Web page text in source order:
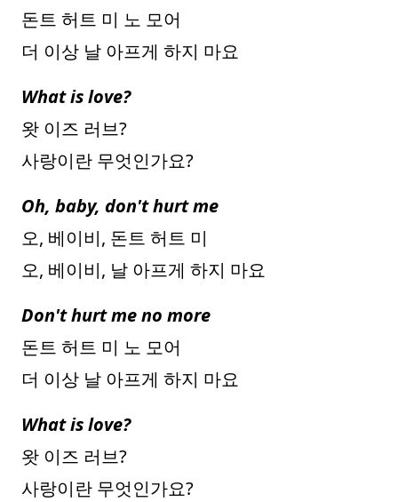
돈트 허트 미 노 모어
더 이상 날 아프게 하지 마요
What is love?
왓 이즈 러브?
사랑이란 무엇인가요?
Oh, baby, don't hurt me
오, 베이비, 돈트 허트 미
오, 베이비, 날 아프게 하지 마요
Don't hurt me no more
돈트 허트 미 노 모어
더 이상 날 아프게 하지 마요
What is love?
왓 이즈 러브?
사랑이란 무엇인가요?